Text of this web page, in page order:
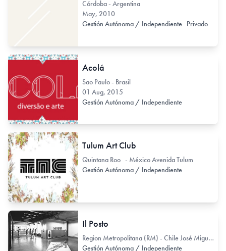
Córdoba - Argentina
May, 2010
Gestión Autónoma / Independiente Privado
Acolá
Sao Paulo - Brasil
01 Aug, 2015
Gestión Autónoma / Independiente
Tulum Art Club
Quintana Roo - México Avenida Tulum
Gestión Autónoma / Independiente
Il Posto
Region Metropolitana (RM) - Chile José Miguel de la Barra 480
Gestión Autónoma / Independiente